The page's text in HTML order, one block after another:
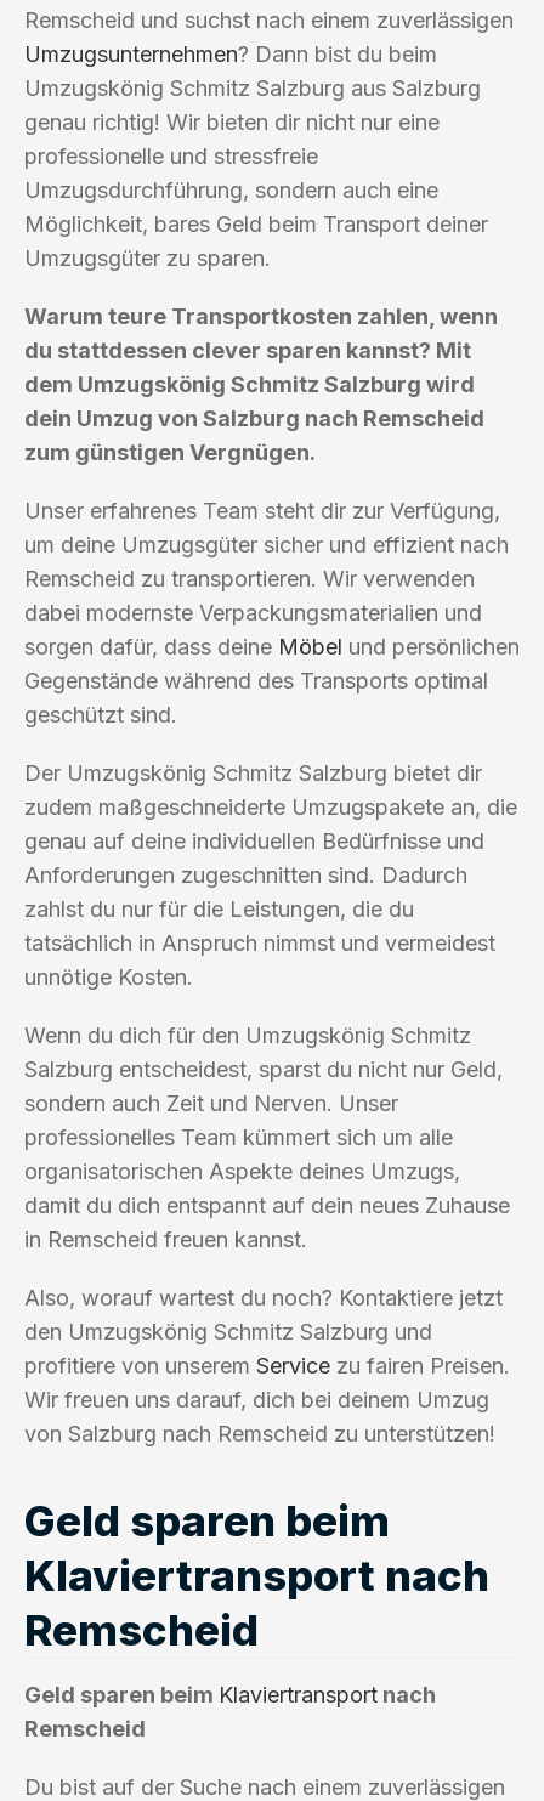
Remscheid und suchst nach einem zuverlässigen
Umzugsunternehmen? Dann bist du beim
Umzugskönig Schmitz Salzburg aus Salzburg
genau richtig! Wir bieten dir nicht nur eine
professionelle und stressfreie
Umzugsdurchführung, sondern auch eine
Möglichkeit, bares Geld beim Transport deiner
Umzugsgüter zu sparen.
Warum teure Transportkosten zahlen, wenn
du stattdessen clever sparen kannst? Mit
dem Umzugskönig Schmitz Salzburg wird
dein Umzug von Salzburg nach Remscheid
zum günstigen Vergnügen.
Unser erfahrenes Team steht dir zur Verfügung,
um deine Umzugsgüter sicher und effizient nach
Remscheid zu transportieren. Wir verwenden
dabei modernste Verpackungsmaterialien und
sorgen dafür, dass deine Möbel und persönlichen
Gegenstände während des Transports optimal
geschützt sind.
Der Umzugskönig Schmitz Salzburg bietet dir
zudem maßgeschneiderte Umzugspakete an, die
genau auf deine individuellen Bedürfnisse und
Anforderungen zugeschnitten sind. Dadurch
zahlst du nur für die Leistungen, die du
tatsächlich in Anspruch nimmst und vermeidest
unnötige Kosten.
Wenn du dich für den Umzugskönig Schmitz
Salzburg entscheidest, sparst du nicht nur Geld,
sondern auch Zeit und Nerven. Unser
professionelles Team kümmert sich um alle
organisatorischen Aspekte deines Umzugs,
damit du dich entspannt auf dein neues Zuhause
in Remscheid freuen kannst.
Also, worauf wartest du noch? Kontaktiere jetzt
den Umzugskönig Schmitz Salzburg und
profitiere von unserem Service zu fairen Preisen.
Wir freuen uns darauf, dich bei deinem Umzug
von Salzburg nach Remscheid zu unterstützen!
Geld sparen beim
Klaviertransport nach
Remscheid
Geld sparen beim Klaviertransport nach
Remscheid
Du bist auf der Suche nach einem zuverlässigen